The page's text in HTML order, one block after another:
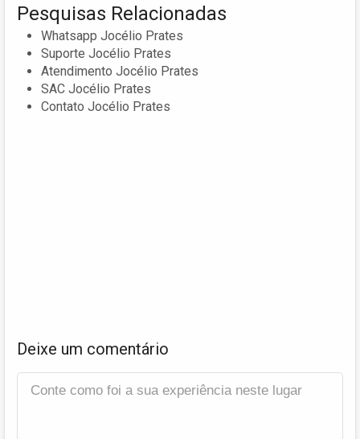
Pesquisas Relacionadas
Whatsapp Jocélio Prates
Suporte Jocélio Prates
Atendimento Jocélio Prates
SAC Jocélio Prates
Contato Jocélio Prates
Deixe um comentário